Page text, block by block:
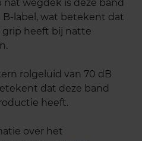
wegdek is deze band
label, wat betekent dat
grip heeft bij natte
rolgeluid van 70 dB
dat deze band
heeft.
over het